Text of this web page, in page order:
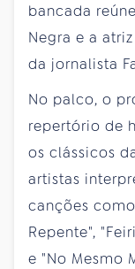
bancada
Negra e a
da jornalista
No palco, o
repertório de
os clássicos
artistas
canções
Repente",
e "No Mesmo